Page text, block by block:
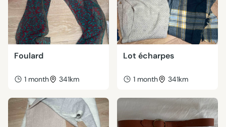
Foulard
1 month 341km
Lot écharpes
1 month 341km